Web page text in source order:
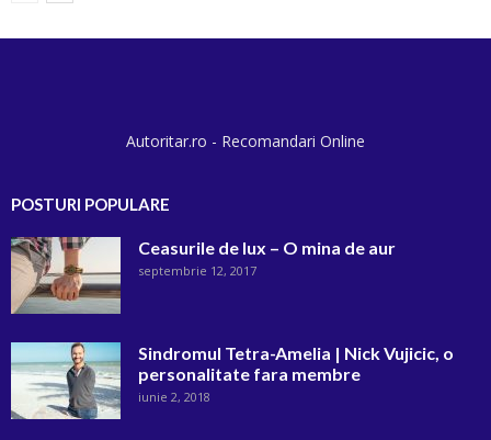
Autoritar.ro - Recomandari Online
POSTURI POPULARE
Ceasurile de lux – O mina de aur
septembrie 12, 2017
Sindromul Tetra-Amelia | Nick Vujicic, o
personalitate fara membre
iunie 2, 2018